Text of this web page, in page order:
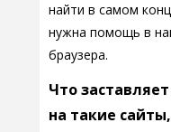
найти в самом
нужна помощь в
браузера.
Что
на такие